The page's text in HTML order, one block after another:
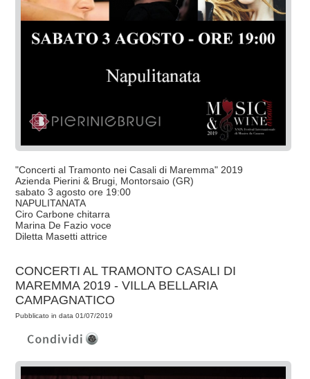
"Concerti al Tramonto nei Casali di Maremma" 2019
Azienda Pierini & Brugi, Montorsaio (GR)
sabato 3 agosto ore 19:00
NAPULITANATA
Ciro Carbone chitarra
Marina De Fazio voce
Diletta Masetti attrice
CONCERTI AL TRAMONTO CASALI DI
MAREMMA 2019 - VILLA BELLARIA
CAMPAGNATICO
Pubblicato in data 01/07/2019